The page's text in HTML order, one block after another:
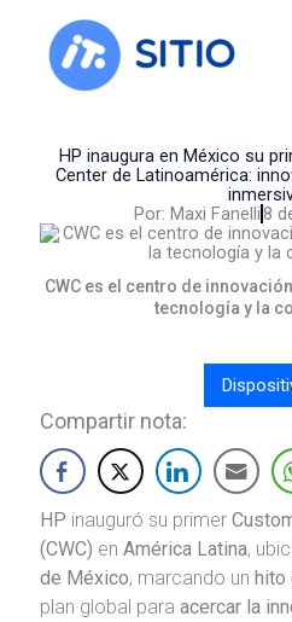
content
HP inaugura en México su
Center de Latinoamérica:
Por: Maxi Fanelli8
CWC es el centro de
tecnología y la
Compartir nota:
HP inauguró su primer
(CWC) en América Latina,
de México, marcando un hito
plan global para acercar la